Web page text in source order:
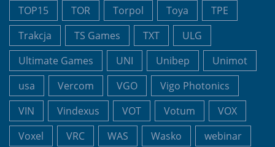
TOP15
TOR Torpol Toya
TPE
Trakcja
TS Games TXT
ULG
Ultimate Games
UNI Unibep
Unimot
usa
Vercom VGO
Vigo Photonics
VIN
Vindexus VOT Votum
VOX
Voxel
VRC WAS Wasko
webinar